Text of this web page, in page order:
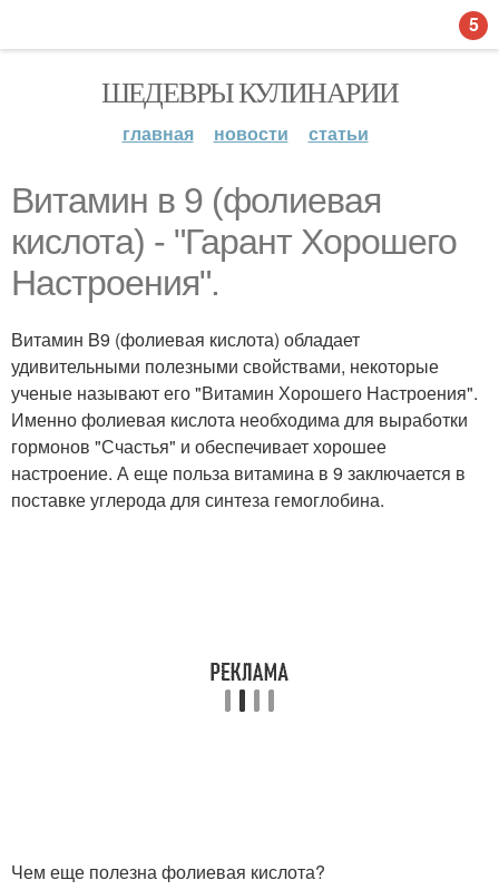
ШЕДЕВРЫ КУЛИНАРИИ
главная новости статьи
Витамин в 9 (фолиевая
кислота) - "Гарант Хорошего
Настроения".
Витамин B9 (фолиевая кислота) обладает
удивительными полезными свойствами, некоторые
ученые называют его "Витамин Хорошего Настроения".
Именно фолиевая кислота необходима для выработки
гормонов "Счастья" и обеспечивает хорошее
настроение. А еще польза витамина в 9 заключается в
поставке углерода для синтеза гемоглобина.
Чем еще полезна фолиевая кислота?
5